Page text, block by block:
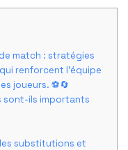
match : stratégies
renforcent l'équipe
joueurs. ⚽️🔄
sont-ils importants
substitutions et